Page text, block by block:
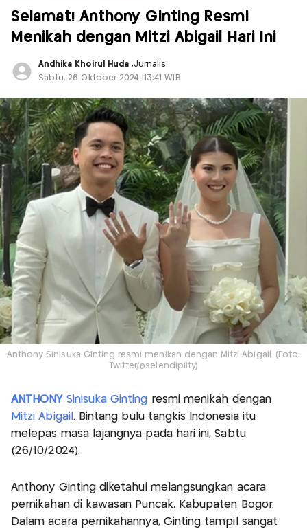
Selamat! Anthony Ginting Resmi
Menikah dengan Mitzi Abigail Hari Ini
Andhika Khoirul Huda,Jurnalis
Sabtu, 26 Oktober 2024 |13:41 WIB
Anthony Sinisuka Ginting resmi menikah dengan Mitzi Abigail. (Foto:
Twitter/@selendipiity)
ANTHONY Sinisuka Ginting resmi menikah dengan
Mitzi Abigail . Bintang bulu tangkis Indonesia itu
melepas masa lajangnya pada hari ini, Sabtu
(26/10/2024).
Anthony Ginting diketahui melangsungkan acara
pernikahan di kawasan Puncak, Kabupaten Bogor.
Dalam acara pernikahannya, Ginting tampil sangat